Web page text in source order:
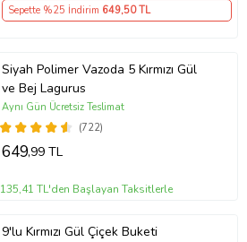
Sepette %25 İndirim 649,50 TL
Siyah Polimer Vazoda 5 Kırmızı Gül
ve Bej Lagurus
(722)
Aynı Gün Ücretsiz Teslimat
649,99 TL
135,41 TL'den Başlayan Taksitlerle
9'lu Kırmızı Gül Çiçek Buketi